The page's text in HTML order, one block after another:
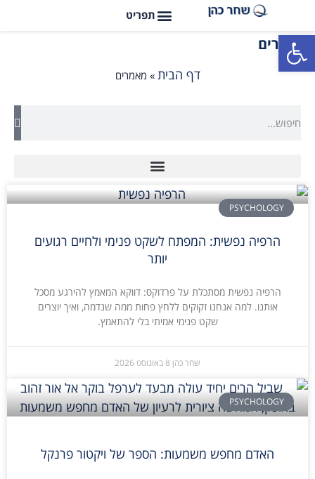
פתח סרגל נגישות
מאמרים
דף הבית » מאמרים
PSYCHOLOGY
הרפיה נפשית: המפתח לשקט פנימי ולחיים רגועים
יותר
הרפיה נפשית מסתכלת על פרדוקס: דווקא המאמץ להירגע מסכל
אותנו. למה אנחנו זקוקים ללחץ פחות ממה שנדמה, ואיך יוצרים
שקט פנימי אמיתי בלי להתאמץ.
שחר כהן 8 באוגוסט 2026
PSYCHOLOGY
האדם מחפש משמעות: הספר של ויקטור פרנקל